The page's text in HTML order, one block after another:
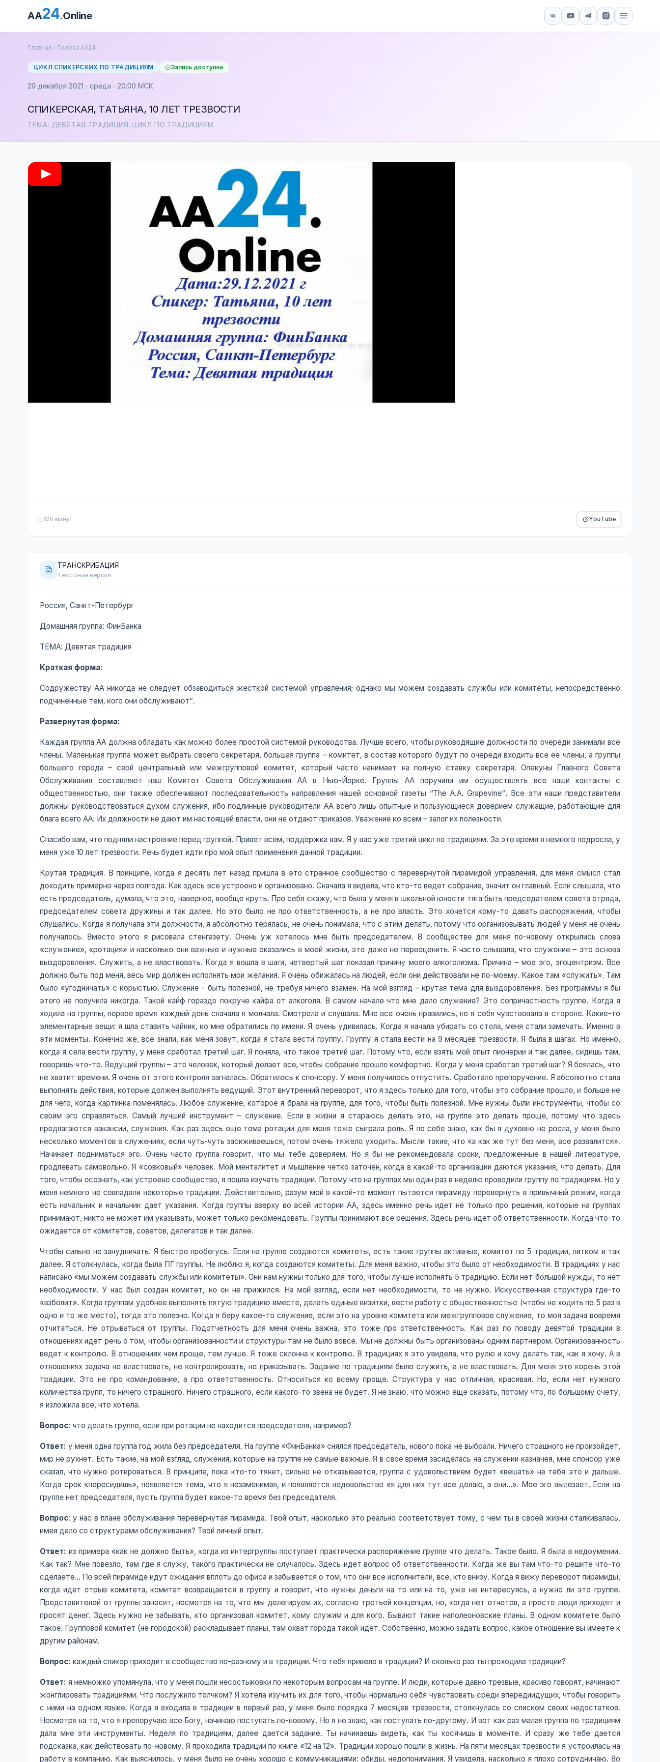
AA24.Online
Главная Голоса АА24
ЦИКЛ СПИКЕРСКИХ ПО ТРАДИЦИЯМ Запись доступна
29 декабря 2021 · среда · 20:00 МСК
СПИКЕРСКАЯ, ТАТЬЯНА, 10 ЛЕТ ТРЕЗВОСТИ
ТЕМА: ДЕВЯТАЯ ТРАДИЦИЯ. ЦИКЛ ПО ТРАДИЦИЯМ.
120 минут YouTube
ТРАНСКРИБАЦИЯ
Текстовая версия
Россия, Санкт-Петербург
Домашняя группа: ФинБанка
ТЕМА: Девятая традиция
Краткая форма:
Содружеству АА никогда не следует обзаводиться жесткой системой управления; однако мы можем создавать службы или комитеты, непосредственно
подчиненные тем, кого они обслуживают”.
Развернутая форма:
Каждая группа АА должна обладать как можно более простой системой руководства. Лучше всего, чтобы руководящие должности по очереди занимали все
члены. Маленькая группа может выбрать своего секретаря, большая группа – комитет, в состав которого будут по очереди входить все ее члены, а группы
большого города – свой центральный или межгрупповой комитет, который часто нанимает на полную ставку секретаря. Опекуны Главного Совета
Обслуживания составляют наш Комитет Совета Обслуживания АА в Нью-Йорке. Группы АА поручили им осуществлять все наши контакты с
общественностью, они также обеспечивают последовательность направления нашей основной газеты “The A.A. Grapevine”. Все эти наши представители
должны руководствоваться духом служения, ибо подлинные руководители АА всего лишь опытные и пользующиеся доверием служащие, работающие для
блага всего АА. Их должности не дают им настоящей власти, они не отдают приказов. Уважение ко всем – залог их полезности.
Спасибо вам, что подняли настроение перед группой. Привет всем, поддержка вам. Я у вас уже третий цикл по традициям. За это время я немного подросла, у
меня уже 10 лет трезвости. Речь будет идти про мой опыт применения данной традиции.
Крутая традиция. В принципе, когда я десять лет назад пришла в это странное сообщество с перевернутой пирамидой управления, для меня смысл стал
доходить примерно через полгода. Как здесь все устроено и организовано. Сначала я видела, что кто-то ведет собрание, значит он главный. Если слышала, что
есть председатель, думала, что это, наверное, вообще круть. Про себя скажу, что была у меня в школьной юности тяга быть председателем совета отряда,
председателем совета дружины и так далее. Но это было не про ответственность, а не про власть. Это хочется кому-то давать распоряжения, чтобы
слушались. Когда я получала эти должности, я абсолютно терялась, не очень понимала, что с этим делать, потому что организовывать людей у меня не очень
получалось. Вместо этого я рисовала стенгазету. Очень уж хотелось мне быть председателем. В сообществе для меня по-новому открылись слова
«служение», «ротация» и насколько они важные и нужные оказались в моей жизни, это даже не переоценить. Я часто слышала, что служение – это основа
выздоровления. Служить, а не властвовать. Когда я вошла в шаги, четвертый шаг показал причину моего алкоголизма. Причина – мое эго, эгоцентризм. Все
должно быть под меня, весь мир должен исполнять мои желания. Я очень обижалась на людей, если они действовали не по-моему. Какое там «служить». Там
было «угодничать» с корыстью. Служение - быть полезной, не требуя ничего взамен. На мой взгляд – крутая тема для выздоровления. Без программы я бы
этого не получила никогда. Такой кайф гораздо покруче кайфа от алкоголя. В самом начале что мне дало служение? Это сопричастность группе. Когда я
ходила на группы, первое время каждый день сначала я молчала. Смотрела и слушала. Мне все очень нравились, но я себя чувствовала в стороне. Какие-то
элементарные вещи: я шла ставить чайник, ко мне обратились по имени. Я очень удивилась. Когда я начала убирать со стола, меня стали замечать. Именно в
эти моменты. Конечно же, все знали, как меня зовут, когда я стала вести группу. Группу я стала вести на 9 месяцев трезвости. Я была в шагах. Но именно,
когда я села вести группу, у меня сработал третий шаг. Я поняла, что такое третий шаг. Потому что, если взять мой опыт пионерии и так далее, сидишь там,
говоришь что-то. Ведущий группы – это человек, который делает все, чтобы собрание прошло комфортно. Когда у меня сработал третий шаг? Я боялась, что
не хватит времени. Я очень от этого контроля загналась. Обратилась к спонсору. У меня получилось отпустить. Сработало препоручение. Я абсолютно стала
выполнять действия, которые должен выполнять ведущий. Этот внутренний переворот, что я здесь только для того, чтобы это собрание прошло, и больше не
для чего, когда картинка поменялась. Любое служение, которое я брала на группе, для того, чтобы быть полезной. Мне нужны были инструменты, чтобы со
своим эго справляться. Самый лучший инструмент – служение. Если в жизни я стараюсь делать это, на группе это делать проще, потому что здесь
предлагаются вакансии, служения. Как раз здесь еще тема ротации для меня тоже сыграла роль. Я по себе знаю, как бы я духовно не росла, у меня было
несколько моментов в служениях, если чуть-чуть засиживаешься, потом очень тяжело уходить. Мысли такие, что «а как же тут без меня, все развалится».
Начинает подниматься эго. Очень часто группа говорит, что мы тебе доверяем. Но я бы не рекомендовала сроки, предложенные в нашей литературе,
продлевать самовольно. Я «совковый» человек. Мой менталитет и мышление четко заточен, когда в какой-то организации даются указания, что делать. Для
того, чтобы осознать, как устроено сообщество, я пошла изучать традиции. Потому что на группах мы один раз в неделю проводили группу по традициям. Но у
меня немного не совпадали некоторые традиции. Действительно, разум мой в какой-то момент пытается пирамиду перевернуть в привычный режим, когда
есть начальник и начальник дает указания. Когда группы вверху во всей истории АА, здесь именно речь идет не только про решения, которые на группах
принимают, никто не может им указывать, может только рекомендовать. Группы принимают все решения. Здесь речь идет об ответственности. Когда что-то
ожидается от комитетов, советов, делегатов и так далее.
Чтобы сильно не занудничать. Я быстро пробегусь. Если на группе создаются комитеты, есть такие группы активные, комитет по 5 традиции, литком и так
далее. Я столкнулась, когда была ПГ группы. Не люблю я, когда создаются комитеты. Для меня важно, чтобы это было от необходимости. В традициях у нас
написано «мы можем создавать службы или комитеты». Они нам нужны только для того, чтобы лучше исполнять 5 традицию. Если нет большой нужды, то нет
необходимости. У нас был создан комитет, но он не прижился. На мой взгляд, если нет необходимости, то не нужно. Искусственная структура где-то
«взболит». Когда группам удобнее выполнять пятую традицию вместе, делать единые визитки, вести работу с общественностью (чтобы не ходить по 5 раз в
одно и то же место), тогда это полезно. Когда я беру какое-то служение, если это на уровне комитета или межгрупповое служение, то моя задача вовремя
отчитаться. Не отрываться от группы. Подотчетность для меня очень важна, это тоже про ответственность. Как раз по поводу девятой традиции в
отношениях идет речь о том, чтобы организованности и структуры там не было вовсе. Мы не должны быть организованы одним партнером. Организованность
ведет к контролю. В отношениях чем проще, тем лучше. Я тоже склонна к контролю. В традициях я это увидела, что рулю и хочу делать так, как я хочу. А в
отношениях задача не властвовать, не контролировать, не приказывать. Задание по традициям было служить, а не властвовать. Для меня это корень этой
традиции. Это не про командование, а про ответственность. Относиться ко всему проще. Структура у нас отличная, красивая. Но, если нет нужного
количества групп, то ничего страшного. Ничего страшного, если какого-то звена не будет. Я не знаю, что можно еще сказать, потому что, по большому счету,
я изложила все, что хотела.
Вопрос: что делать группе, если при ротации не находится председателя, например?
Ответ: у меня одна группа год жила без председателя. На группе «ФинБанка» снялся председатель, нового пока не выбрали. Ничего страшного не произойдет,
мир не рухнет. Есть такие, на мой взгляд, служения, которые на группе не самые важные. Я в свое время засиделась на служении казначея, мне спонсор уже
сказал, что нужно ротироваться. В принципе, пока кто-то тянет, сильно не отказывается, группа с удовольствием будет «вешать» на тебя это и дальше.
Когда срок «пересидишь», появляется тема, что я незаменимая, и появляется недовольство «я для них тут все делаю, а они…». Мое эго вылезает. Если на
группе нет председателя, пусть группа будет какое-то время без председателя.
Вопрос: у нас в плане обслуживания перевернутая пирамида. Твой опыт, насколько это реально соответствует тому, с чем ты в своей жизни сталкивалась,
имея дело со структурами обслуживания? Твой личный опыт.
Ответ: из примера «как не должно быть», когда из интергруппы поступает практически распоряжение группе что делать. Такое было. Я была в недоумении.
Как так? Мне повезло, там где я служу, такого практически не случалось. Здесь идет вопрос об ответственности. Когда же вы там что-то решите что-то
сделаете… По всей пирамиде идут ожидания вплоть до офиса и забывается о том, что они все исполнители, все, кто внизу. Когда я вижу переворот пирамиды,
когда идет отрыв комитета, комитет возвращается в группу и говорит, что нужны деньги на то или на то, уже не интересуясь, а нужно ли это группе.
Представителей от группы заносит, несмотря на то, что мы делегируем их, согласно третьей концепции, но, когда нет отчетов, а просто люди приходят и
просят денег. Здесь нужно не забывать, кто организовал комитет, кому служим и для кого. Бывают такие наполеоновские планы. В одном комитете было
такое. Групповой комитет (не городской) раскладывает планы, там охват города такой идет. Собственно, можно задать вопрос, какое отношение вы имеете к
другим районам.
Вопрос: каждый спикер приходит в сообщество по-разному и в традиции. Что тебя привело в традиции? И сколько раз ты проходила традиции?
Ответ: я немножко упомянула, что у меня пошли несостыковки по некоторым вопросам на группе. И люди, которые давно трезвые, красиво говорят, начинают
жонглировать традициями. Что послужило толчком? Я хотела изучить их для того, чтобы нормально себя чувствовать среди впередиидущих, чтобы говорить
с ними на одном языке. Когда я входила в традиции в первый раз, у меня было порядка 7 месяцев трезвости, столкнулась со списком своих недостатков.
Несмотря на то, что я препоручаю все Богу, начинаю поступать по-новому. Но я не знаю, как поступать по-другому. И вот как раз малая группа по традициям
дала мне эти инструменты. Неделя по традициям, далее дается задание. Ты начинаешь видеть, как ты косячишь в моменте. И сразу же тебе дается
подсказка, как действовать по-новому. Я проходила традиции по книге «12 на 12». Традиции хорошо пошли в жизнь. На пяти месяцах трезвости я устроилась на
работу в компанию. Как выяснилось, у меня было не очень хорошо с коммуникациями: обиды, недопонимания. Я увидела, насколько я плохо сотрудничаю. Во